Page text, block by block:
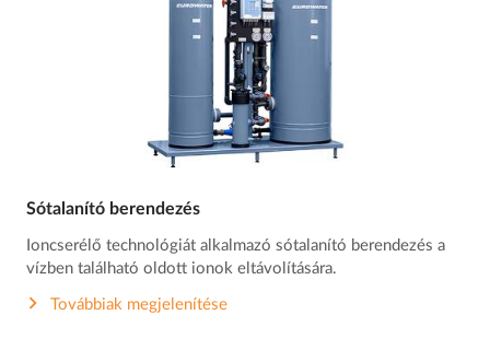
Sótalanító berendezés
Ioncserélő technológiát alkalmazó sótalanító berendezés a
vízben található oldott ionok eltávolítására.
Továbbiak megjelenítése